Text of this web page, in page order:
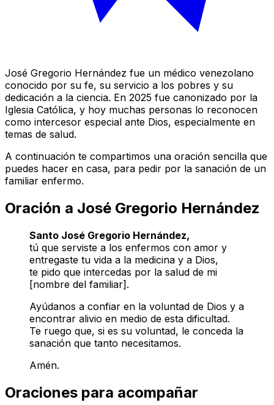
José Gregorio Hernández fue un médico venezolano
conocido por su fe, su servicio a los pobres y su
dedicación a la ciencia. En 2025 fue canonizado por la
Iglesia Católica, y hoy muchas personas lo reconocen
como intercesor especial ante Dios, especialmente en
temas de salud.
A continuación te compartimos una oración sencilla que
puedes hacer en casa, para pedir por la sanación de un
familiar enfermo.
Oración a José Gregorio Hernández
Santo José Gregorio Hernández,
tú que serviste a los enfermos con amor y
entregaste tu vida a la medicina y a Dios,
te pido que intercedas por la salud de mi
[nombre del familiar].
Ayúdanos a confiar en la voluntad de Dios y a
encontrar alivio en medio de esta dificultad.
Te ruego que, si es su voluntad, le conceda la
sanación que tanto necesitamos.
Amén.
Oraciones para acompañar